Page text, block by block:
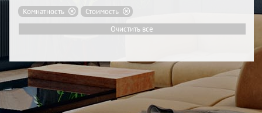
Комнатность
Стоимость
Очистить все